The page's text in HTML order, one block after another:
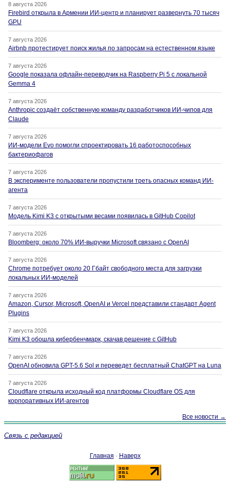
8 августа 2026
Firebird открыла в Армении ИИ-центр и планирует развернуть 70 тысяч
GPU
7 августа 2026
Airbnb протестирует поиск жилья по запросам на естественном языке
7 августа 2026
Google показала офлайн-переводчик на Raspberry Pi 5 с локальной
Gemma 4
7 августа 2026
Anthropic создаёт собственную команду разработчиков ИИ-чипов для
Claude
7 августа 2026
ИИ-модели Evo помогли спроектировать 16 работоспособных
бактериофагов
7 августа 2026
В эксперименте пользователи пропустили треть опасных команд ИИ-
агента
7 августа 2026
Модель Kimi K3 с открытыми весами появилась в GitHub Copilot
7 августа 2026
Bloomberg: около 70% ИИ-выручки Microsoft связано с OpenAI
7 августа 2026
Chrome потребует около 20 Гбайт свободного места для загрузки
локальных ИИ-моделей
7 августа 2026
Amazon, Cursor, Microsoft, OpenAI и Vercel представили стандарт Agent
Plugins
7 августа 2026
Kimi K3 обошла кибербенчмарк, скачав решение с GitHub
7 августа 2026
OpenAI обновила GPT-5.6 Sol и переведет бесплатный ChatGPT на Luna
7 августа 2026
Cloudflare открыла исходный код платформы Cloudflare OS для
корпоративных ИИ-агентов
Все новости →
Связь с редакцией
Главная · Наверх